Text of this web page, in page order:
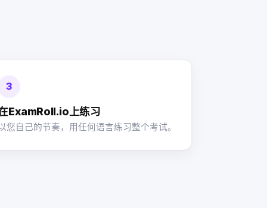
3
ExamRoll.io上练习
您自己的节奏，用任何语言练习整个考试。